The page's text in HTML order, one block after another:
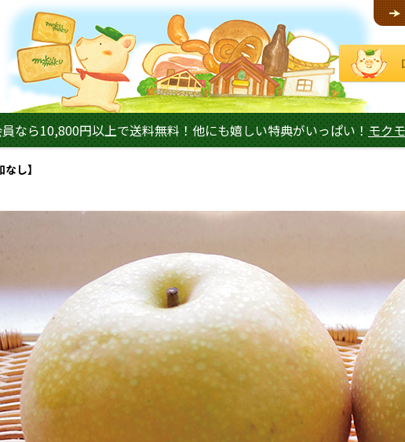
なら10,800円以上で送料無料！他にも嬉しい特典がいっぱい！ モク
し】